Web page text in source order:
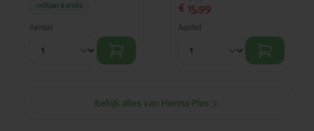
-10%per 6 stuks
Aantal
€ 15,99
Aantal
Bekijk alles van Henna Plus